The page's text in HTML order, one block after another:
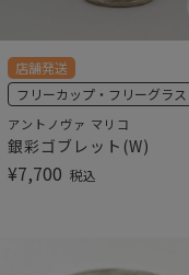
店舗発送
フリーカップ・フリーグラス
アントノヴァ マリコ
銀彩ゴブレット(W)
¥7,700 税込